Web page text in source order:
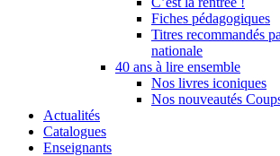
Fiches pédagogiques
Titres recommandés
nationale
40 ans à lire ensemble
Nos livres iconiques
Nos nouveautés
Actualités
Catalogues
Enseignants